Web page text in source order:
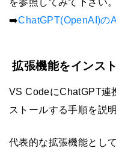
を参照してみて下さい。
➡️ChatGPT(OpenAI)の
拡張機能をインス
VS CodeにChatGPT連
ストールする手順を説
代表的な拡張機能とし